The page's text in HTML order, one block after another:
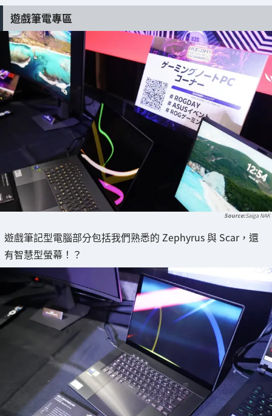
遊戲筆電專區
Saiga NAK
遊戲筆記型電腦部分包括我們熟悉的 Zephyrus 與 Scar，還
有智慧型螢幕！？